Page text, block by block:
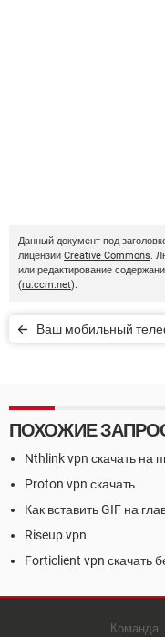
Данный документ под
лицензии Creative Commons.
или редактирование
(ru.ccm.net).
Ваш мобильный
ПОХОЖИЕ
Nthlink vpn скачать на
Proton vpn скачать
Как вставить GIF на
Riseup vpn
Forticlient vpn скачать
Команда